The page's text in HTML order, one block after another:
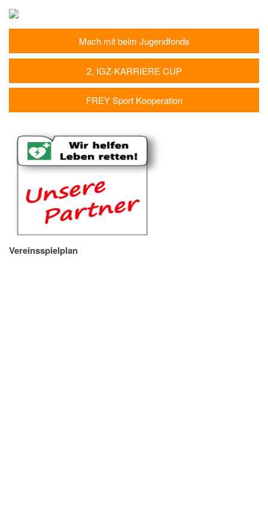
Mach mit beim Jugendfonds
2. IGZ-KARRIERE CUP
FREY Sport Kooperation
Vereinsspielplan